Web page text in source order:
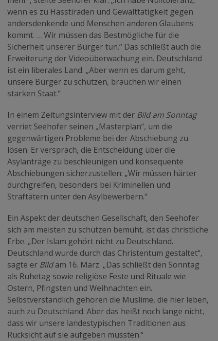
wenn es zu Hasstiraden und Gewalttätigkeit gegen
andersdenkende und Menschen anderen Glaubens
kommt. … Wir müssen das Bestmögliche für die
Sicherheit unserer Bürger tun.“ Das schließt auch die
Erweiterung der Videoüberwachung ein. Deutschland
ist ein liberales Land. „Aber wenn es darum geht,
unsere Bürger zu schützen, brauchen wir einen
starken Staat.“
In einem Zeitungsinterview mit der Bild am Sonntag
verriet Seehofer seinen „Masterplan“, um die
gegenwärtigen Probleme bei der Abschiebung zu
lösen. Er versprach, die Entscheidung über die
Asylanträge zu beschleunigen und konsequente
Abschiebungen sicherzustellen: „Wir müssen härter
durchgreifen, besonders bei Kriminellen und
Straftätern unter den Asylbewerbern.“
Ein Aspekt der deutschen Gesellschaft, den Seehofer
sich am meisten zu schützen bemüht, ist das christliche
Erbe. „Der Islam gehört nicht zu Deutschland.
Deutschland wurde durch das Christentum gestaltet“,
sagte er Bildam 16. März. „Das schließt den Sonntag
als Ruhetag sowie religiöse Feste und Rituale wie
Ostern, Pfingsten und Weihnachten ein.
Selbstverständlich gehören die Muslime, die hier leben,
auch zu Deutschland. Aber das heißt noch lange nicht,
dass wir unsere landestypischen Traditionen aus
Rücksicht auf sie aufgeben müssten.“